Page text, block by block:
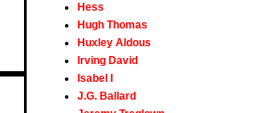
Hess
Hugh Thomas
Huxley Aldous
Irving David
Isabel I
J.G. Ballard